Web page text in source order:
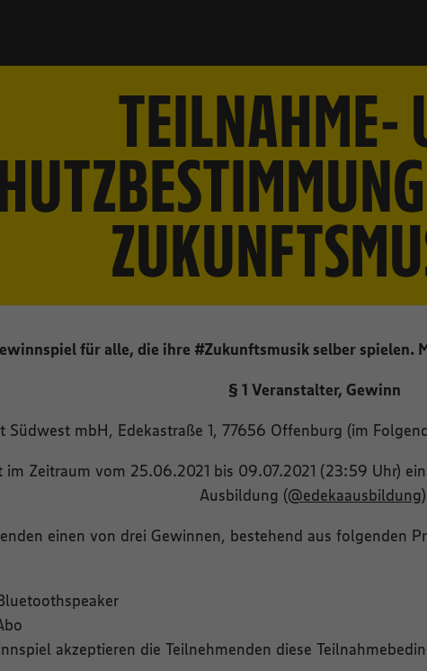
TEILNAHME-
für alle, die ihre #Zukunftsmusik selber spielen.
§ 1 Veranstalter, Gewinn
Südwest mbH, Edekastraße 1, 77656 Offenburg (im
im Zeitraum vom 25.06.2021 bis 09.07.2021 (23:59 Uhr)
Ausbildung (@edekaausbildung
einen von drei Gewinnen, bestehend aus folgenden
akzeptieren die Teilnehmenden diese